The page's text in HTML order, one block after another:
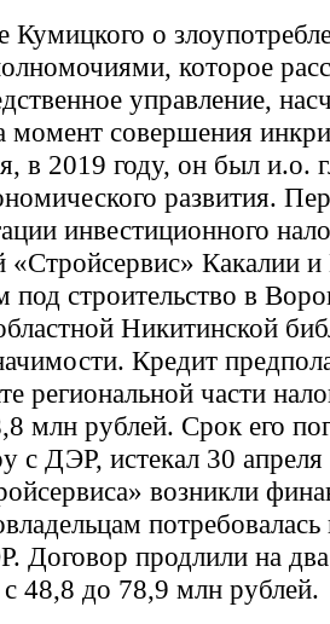
Кумицкого о
которое
управление,
момент совершения
в 2019 году, он был и.о.
развития.
инвестиционного
«Стройсервис» Какалии
строительство в
Никитинской
Кредит
региональной части
млн рублей. Срок его
с ДЭР, истекал 30
возникли
Договор продлили на
48,8 до 78,9 млн рублей.